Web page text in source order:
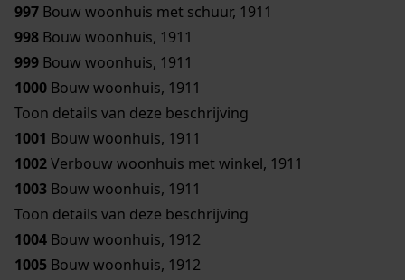
997 Bouw woonhuis met schuur, 1911
998 Bouw woonhuis, 1911
999 Bouw woonhuis, 1911
1000 Bouw woonhuis, 1911
Toon details van deze beschrijving
1001 Bouw woonhuis, 1911
1002Verbouw woonhuis met winkel, 1911
1003 Bouw woonhuis, 1911
Toon details van deze beschrijving
1004 Bouw woonhuis, 1912
1005 Bouw woonhuis, 1912